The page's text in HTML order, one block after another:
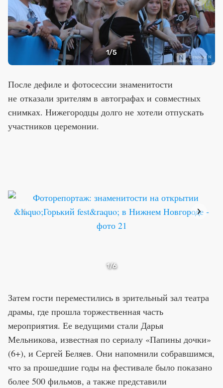
1/5
После дефиле и фотосессии знаменитости
не отказали зрителям в автографах и совместных
снимках. Нижегородцы долго не хотели отпускать
участников церемонии.
1/6
Затем гости переместились в зрительный зал театра
драмы, где прошла торжественная часть
мероприятия. Ее ведущими стали Дарья
Мельникова, известная по сериалу «Папины дочки»
(6+), и Сергей Беляев. Они напомнили собравшимся,
что за прошедшие годы на фестивале было показано
более 500 фильмов, а также представили